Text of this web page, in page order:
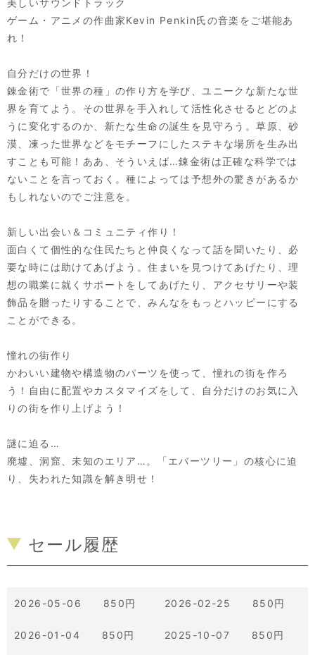
美しいサウンドトラック
ゲーム・アニメの作曲家Kevin Penkin氏の音楽をご堪能あ
れ！
自分だけの世界！
錬金術で「世界の種」の作り方を学び、ユニークな新たな世
界を育てよう。その世界を手入れして活性化させるとどのよ
うに変化するのか、新たな生命の誕生を見守ろう。草原、砂
漠、凍った世界などをモチーフにしたステキな場所を生み出
すことも可能！ああ、そういえば…錬金術は正確な科学では
ないことを言っておく。種によっては予想外の驚きがあるか
もしれないのでご注意を。
新しい出会い＆コミュニティ作り！
面白くて個性的な住民たちと仲良くなって話を聞いたり、必
要な時には助けてあげよう。住まいを見つけてあげたり、理
想の職業に就くサポートをしてあげたり、アクセサリーや装
飾品を贈ったりすることで、みんなをもっとハッピーにする
ことができる。
憧れの街作り
かわいい建物や構造物のパーツを使って、憧れの街を作ろ
う！自由に配置やカスタマイズをして、自分だけのお気に入
りの街を作り上げよう！
謎に迫る…
廃墟、洞窟、未知のエリア…。「エバーツリー」の核心に迫
り、失われた知識を解き明せ！
セール履歴
2026-05-06 850円 2026-02-25 850円
2026-01-04 850円 2025-10-07 850円